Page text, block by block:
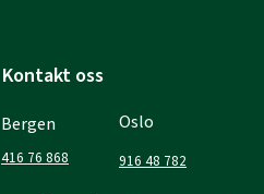
Kontakt oss
Bergen
416 76 868
Oslo
916 48 782